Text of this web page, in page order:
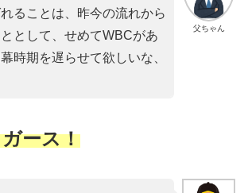
父ちゃん
ることは、昨今の流れから
として、せめてWBCがあ
時期を遅らせて欲しいな、
ース！